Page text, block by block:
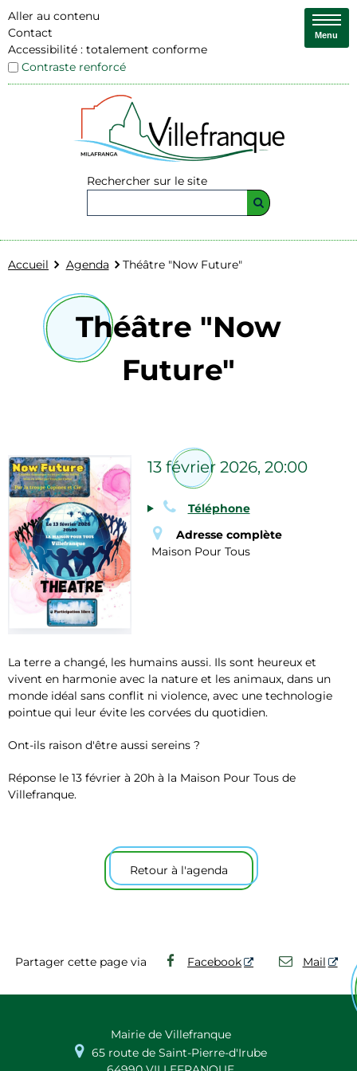
Aller au contenu
Contact
Accessibilité : totalement conforme
Contraste renforcé
Rechercher sur le site
Menu
Accueil Agenda Théâtre "Now Future"
Théâtre "Now
Future"
13 février 2026, 20:00
Téléphone
Adresse complète
Maison Pour Tous
La terre a changé, les humains aussi. Ils sont heureux et
vivent en harmonie avec la nature et les animaux, dans un
monde idéal sans conflit ni violence, avec une technologie
pointue qui leur évite les corvées du quotidien.
Ont-ils raison d'être aussi sereins ?
Réponse le 13 février à 20h à la Maison Pour Tous de
Villefranque.
Retour à l'agenda
Partager cette page via Facebook Mail
Mairie de Villefranque
 65 route de Saint-Pierre-d'Irube